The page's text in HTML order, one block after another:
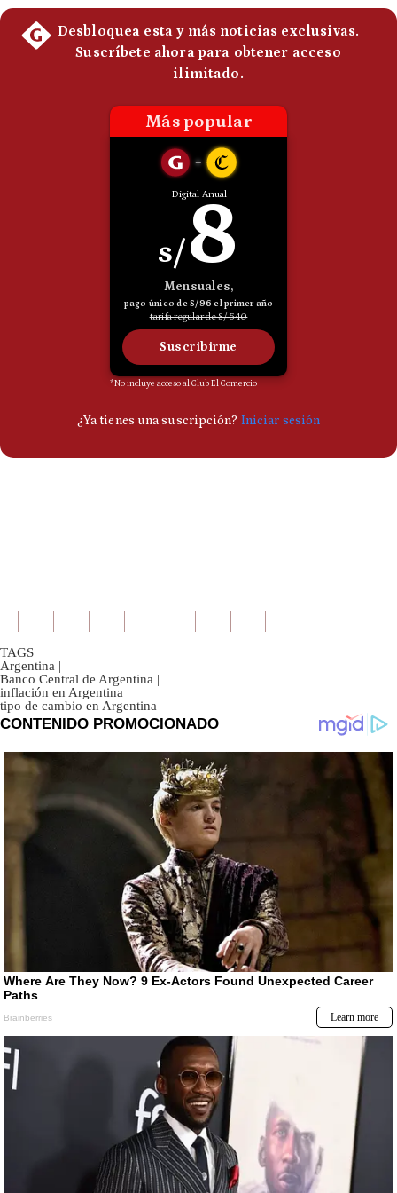
Politica
De
Cookies
TAGS
Argentina |
Banco Central de Argentina |
inflación en Argentina |
tipo de cambio en Argentina